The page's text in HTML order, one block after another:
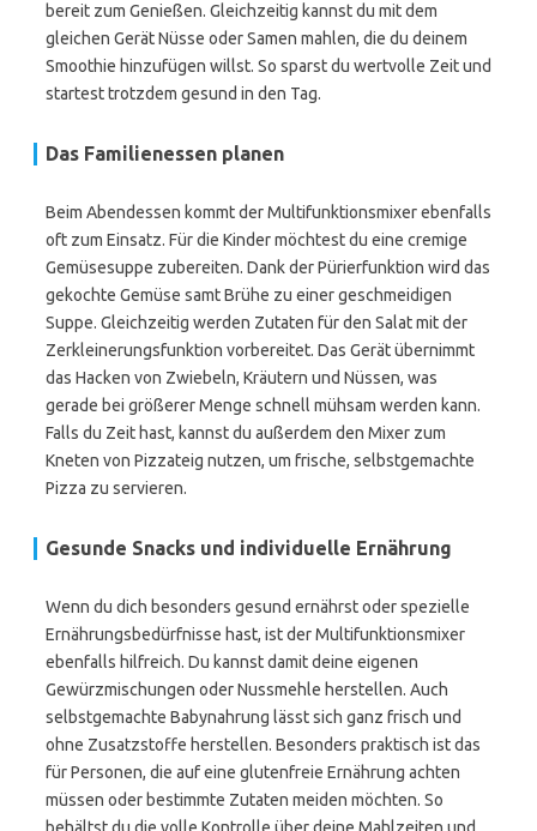
bereit zum Genießen. Gleichzeitig kannst du mit dem
gleichen Gerät Nüsse oder Samen mahlen, die du deinem
Smoothie hinzufügen willst. So sparst du wertvolle Zeit und
startest trotzdem gesund in den Tag.
Das Familienessen planen
Beim Abendessen kommt der Multifunktionsmixer ebenfalls
oft zum Einsatz. Für die Kinder möchtest du eine cremige
Gemüsesuppe zubereiten. Dank der Pürierfunktion wird das
gekochte Gemüse samt Brühe zu einer geschmeidigen
Suppe. Gleichzeitig werden Zutaten für den Salat mit der
Zerkleinerungsfunktion vorbereitet. Das Gerät übernimmt
das Hacken von Zwiebeln, Kräutern und Nüssen, was
gerade bei größerer Menge schnell mühsam werden kann.
Falls du Zeit hast, kannst du außerdem den Mixer zum
Kneten von Pizzateig nutzen, um frische, selbstgemachte
Pizza zu servieren.
Gesunde Snacks und individuelle Ernährung
Wenn du dich besonders gesund ernährst oder spezielle
Ernährungsbedürfnisse hast, ist der Multifunktionsmixer
ebenfalls hilfreich. Du kannst damit deine eigenen
Gewürzmischungen oder Nussmehle herstellen. Auch
selbstgemachte Babynahrung lässt sich ganz frisch und
ohne Zusatzstoffe herstellen. Besonders praktisch ist das
für Personen, die auf eine glutenfreie Ernährung achten
müssen oder bestimmte Zutaten meiden möchten. So